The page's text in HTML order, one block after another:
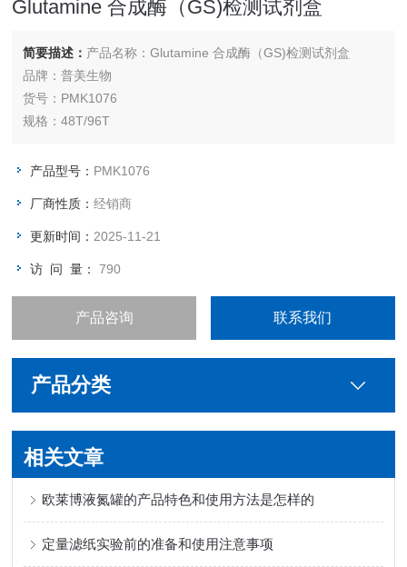
Glutamine 合成酶（GS)检测试剂盒
简要描述： 产品名称：Glutamine 合成酶（GS)检测试剂盒
品牌：普美生物
货号：PMK1076
规格：48T/96T
产品型号： PMK1076
厂商性质：经销商
更新时间： 2025-11-21
访 问 量：790
产品咨询 联系我们
产品分类
相关文章
欧莱博液氮罐的产品特色和使用方法是怎样的
定量滤纸实验前的准备和使用注意事项